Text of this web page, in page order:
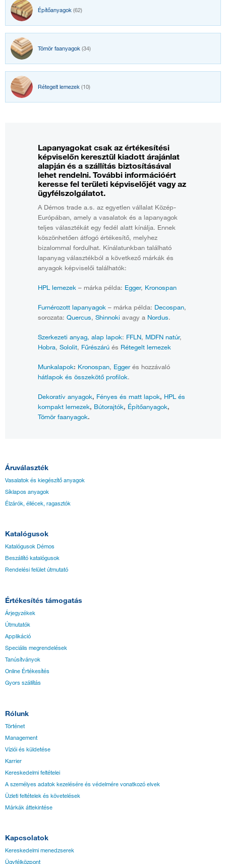
Építőanyagok (62)
Tömör faanyagok (34)
Rétegelt lemezek (10)
Lapanyagokat csak az értékesítési
képviselőn keresztül kiadott árajánlat
alapján és a szállítás biztosításával
lehet rendelni. További információért
keresse fel területi képviselőjét vagy az
ügyfélszolgálatot.
A Démos trade a.s. az egyetlen vállalat Közép-
Európában, amely a vasalatok és a lapanyagok
teljes választékát egy fedél alatt kínálja. Ennek
köszönhetően átfogó értékesítő, melyhez
bizalommal fordulhat. Kínálatunkban található
lapanyag választékból a következő márkák és
anyagok képviselői találhatók:
HPL lemezek – márka példa: Egger, Kronospan
Furnérozott lapanyagok – márka példa: Decospan,
sorozata: Quercus, Shinnoki avagy a Nordus.
Szerkezeti anyag, alap lapok: FFLN, MDFN natúr,
Hobra, Sololit, Fűrészárú és Rétegelt lemezek
Munkalapok: Kronospan, Eggerés hozzávaló
hátlapok és összekötő profilok.
Dekoratív anyagok, Fényes és matt lapok, HPL és
kompakt lemezek, Bútorajtók, Építőanyagok,
Tömör faanyagok.
Áruválaszték
Vasalatok és kiegészítő anyagok
Síklapos anyagok
Élzárók, éllécek, ragasztók
Katalógusok
Katalógusok Démos
Beszállító katalógusok
Rendelési felület útmutató
Értékesítés támogatás
Árjegyzékek
Útmutatók
Applikáció
Speciális megrendelések
Tanúsítványok
Online Értékesítés
Gyors szállítás
Rólunk
Történet
Management
Víziói és küldetése
Karrier
Kereskedelmi feltételei
A személyes adatok kezelésére és védelmére vonatkozó elvek
Üzleti feltételek és követelések
Márkák áttekintése
Kapcsolatok
Kereskedelmi menedzserek
Ügyfélközpont